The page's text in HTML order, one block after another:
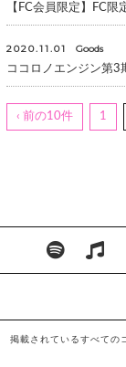
【FC会員限定】FC
2020.11.01
Goods
ココロノエンジン第3
‹ 前の10件 1
掲載されているすべての